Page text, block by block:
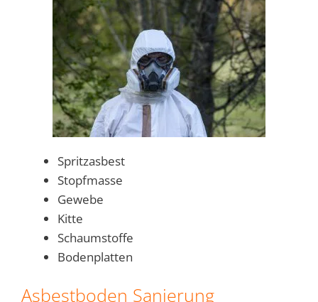
Spritzasbest
Stopfmasse
Gewebe
Kitte
Schaumstoffe
Bodenplatten
Asbestboden Sanierung